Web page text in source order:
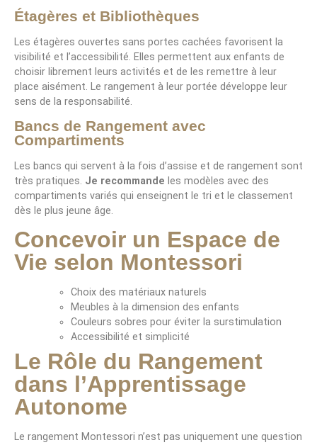
Étagères et Bibliothèques
Les étagères ouvertes sans portes cachées favorisent la
visibilité et l’accessibilité. Elles permettent aux enfants de
choisir librement leurs activités et de les remettre à leur
place aisément. Le rangement à leur portée développe leur
sens de la responsabilité.
Bancs de Rangement avec
Compartiments
Les bancs qui servent à la fois d’assise et de rangement sont
très pratiques. Je recommande les modèles avec des
compartiments variés qui enseignent le tri et le classement
dès le plus jeune âge.
Concevoir un Espace de
Vie selon Montessori
Choix des matériaux naturels
Meubles à la dimension des enfants
Couleurs sobres pour éviter la surstimulation
Accessibilité et simplicité
Le Rôle du Rangement
dans l’Apprentissage
Autonome
Le rangement Montessori n’est pas uniquement une question